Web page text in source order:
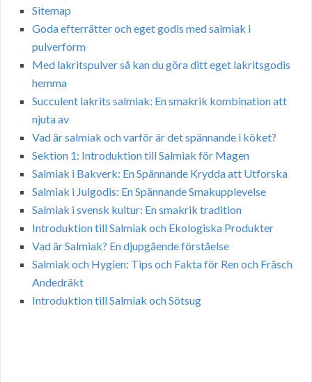
Sitemap
Goda efterrätter och eget godis med salmiak i
pulverform
Med lakritspulver så kan du göra ditt eget lakritsgodis
hemma
Succulent lakrits salmiak: En smakrik kombination att
njuta av
Vad är salmiak och varför är det spännande i köket?
Sektion 1: Introduktion till Salmiak för Magen
Salmiak i Bakverk: En Spännande Krydda att Utforska
Salmiak i Julgodis: En Spännande Smakupplevelse
Salmiak i svensk kultur: En smakrik tradition
Introduktion till Salmiak och Ekologiska Produkter
Vad är Salmiak? En djupgående förståelse
Salmiak och Hygien: Tips och Fakta för Ren och Fräsch
Andedräkt
Introduktion till Salmiak och Sötsug